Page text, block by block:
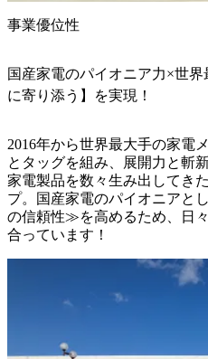
事業優位性
国産家電のパイオニア力×世
に寄り添う】を実現！
2016年から世界最大手の家電
とタッグを組み、展開力と斬
家電製品を数々生み出してき
プ。国産家電のパイオニアと
の信頼性≫を高めるため、日
合っています！